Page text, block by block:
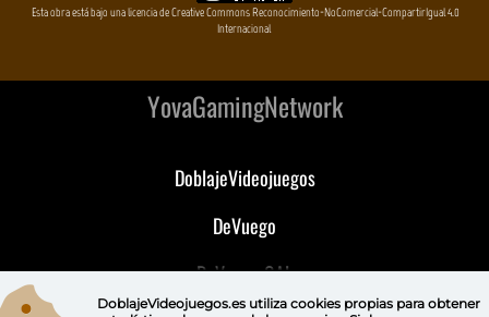
Esta obra está bajo una licencia de Creative Commons Reconocimiento-NoComercial-CompartirIgual 4.0
Internacional
YovaGamingNetwork
DoblajeVideojuegos
DeVuego
DeVuego GAL
DoblajeVideojuegos.es utiliza cookies propiaspara obtener